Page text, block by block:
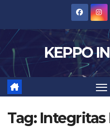
content
KEPPO
Tag: Integritas